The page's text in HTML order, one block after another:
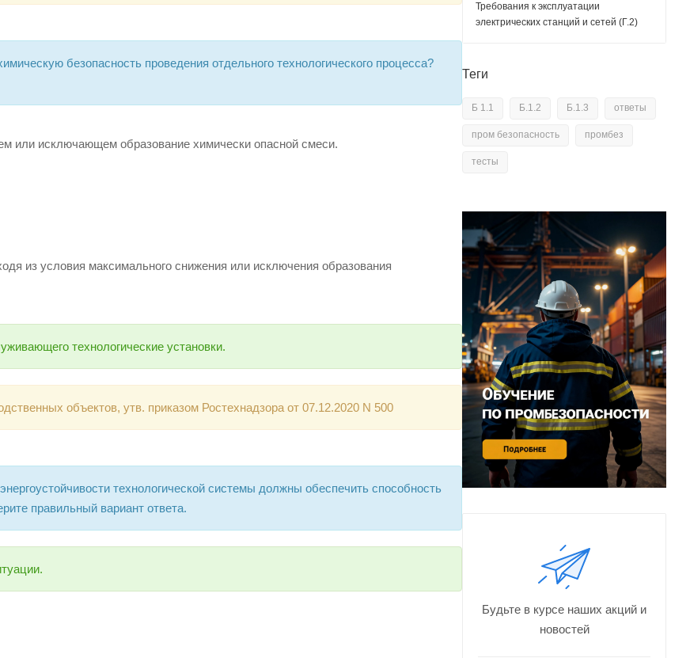
безопасность проведения отдельного технологического процесса?
или исключающем образование химически опасной смеси.
из условия максимального снижения или исключения образования
технологические установки.
объектов, утв. приказом Ростехнадзора от 07.12.2020 N 500
технологической системы должны обеспечить способность
правильный вариант ответа.
Требования к эксплуатации
электрических станций и сетей (Г.2)
Теги
Б 1.1 Б.1.2 Б.1.3 ответы
пром безопасность промбез
тесты
Будьте в курсе наших акций и
новостей